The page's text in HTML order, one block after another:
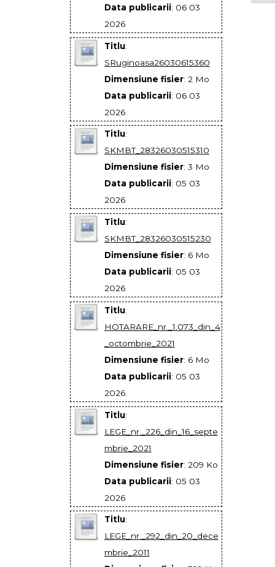
Data publicarii: 06 03
2026
Titlu:
SRuginoasa26030615360
Dimensiune fisier: 2 Mo
Data publicarii: 06 03
2026
Titlu:
SKMBT_28326030515310
Dimensiune fisier: 3 Mo
Data publicarii: 05 03
2026
Titlu:
SKMBT_28326030515230
Dimensiune fisier: 6 Mo
Data publicarii: 05 03
2026
Titlu:
HOTARARE_nr._1.073_din_4
_octombrie_2021
Dimensiune fisier: 6 Mo
Data publicarii: 05 03
2026
Titlu:
LEGE_nr._226_din_16_septe
mbrie_2021
Dimensiune fisier: 209 Ko
Data publicarii: 05 03
2026
Titlu:
LEGE_nr._292_din_20_dece
mbrie_2011